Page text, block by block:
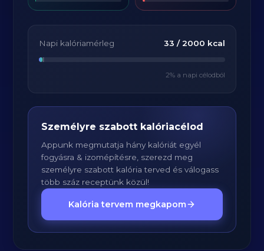
Napi kalóriamérleg 33 / 2000 kcal
2% a napi célodból
Személyre szabott kalóriacélod
Appunk megmutatja hány kalóriát egyél
fogyásra & izomépítésre, szerezd meg
személyre szabott kalória terved és válogass
több száz receptünk közül!
Kalória tervem megkapom